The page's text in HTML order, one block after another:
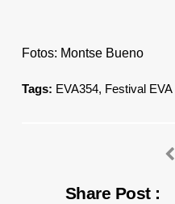
Fotos: Montse Bueno
Tags: EVA354, Festival EVA
Share Post :